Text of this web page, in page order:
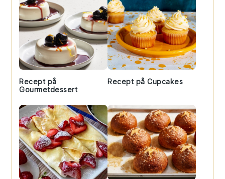
Recept på
Gourmetdessert
Recept på Cupcakes